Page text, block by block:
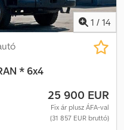
elvégzünk,
is) RADEK - ? : 1741
1 / 14
* 6x4
25 900 EUR
Fix ár plusz ÁFA-val
(31 857 EUR bruttó)